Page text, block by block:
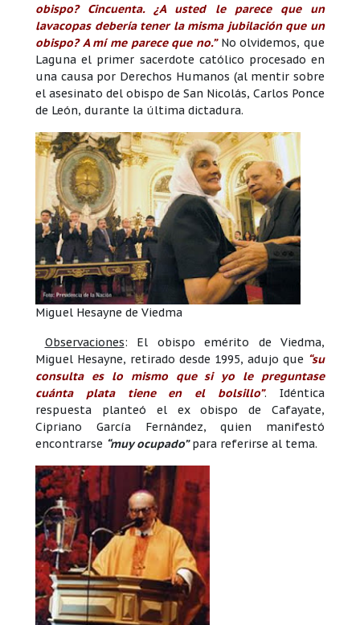
obispo? Cincuenta. ¿A usted le parece que un
lavacopas debería tener la misma jubilación que un
obispo? A mí me parece que no.”No olvidemos, que
Laguna el primer sacerdote católico procesado en
una causa por Derechos Humanos (al mentir sobre
el asesinato del obispo de San Nicolás, Carlos Ponce
de León, durante la última dictadura.
Miguel Hesayne de Viedma
Observaciones: El obispo emérito de Viedma,
Miguel Hesayne, retirado desde 1995, adujo que “su
consulta es lo mismo que si yo le preguntase
cuánta plata tiene en el bolsillo”. Idéntica
respuesta planteó el ex obispo de Cafayate,
Cipriano García Fernández, quien manifestó
encontrarse “muy ocupado”para referirse al tema.